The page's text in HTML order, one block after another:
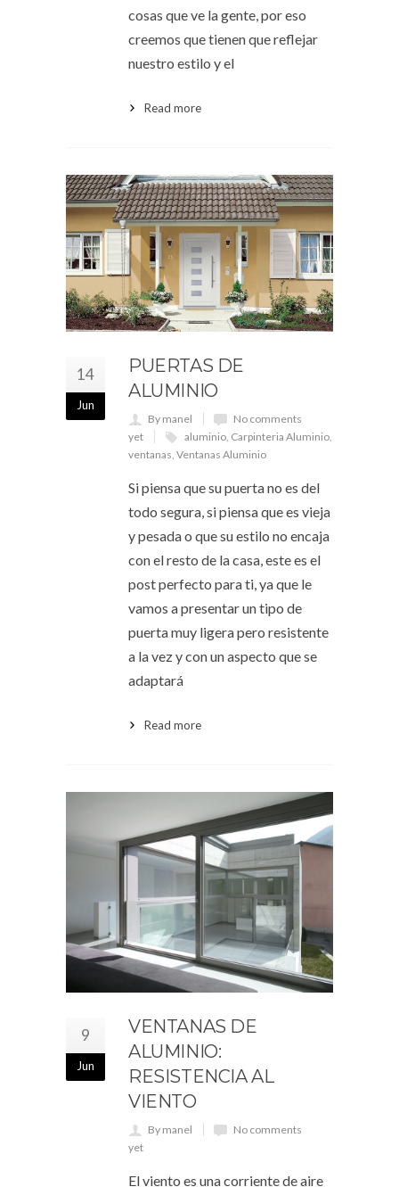
cosas que ve la gente, por eso
creemos que tienen que reflejar
nuestro estilo y el
Read more
14
Jun
PUERTAS DE
ALUMINIO
By manel
No comments
yet
aluminio, Carpinteria Aluminio,
ventanas, Ventanas Aluminio
Si piensa que su puerta no es del
todo segura, si piensa que es vieja
y pesada o que su estilo no encaja
con el resto de la casa, este es el
post perfecto para ti, ya que le
vamos a presentar un tipo de
puerta muy ligera pero resistente
a la vez y con un aspecto que se
adaptará
Read more
9
Jun
VENTANAS DE
ALUMINIO:
RESISTENCIA AL
VIENTO
By manel
No comments
yet
El viento es una corriente de aire